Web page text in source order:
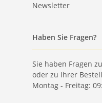
Newsletter
Haben Sie Fragen?
Sie haben Fragen
oder zu Ihrer
Montag - Freitag: